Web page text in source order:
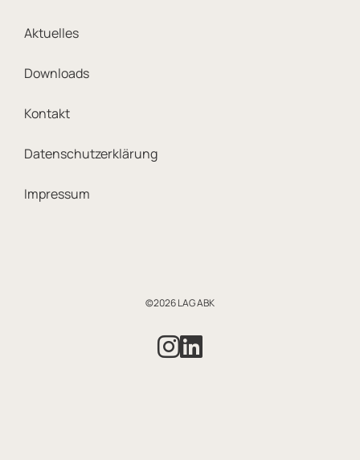
Footer Meta Navigation
Aktuelles
Downloads
Kontakt
Datenschutzerklärung
Impressum
©2026 LAG ABK